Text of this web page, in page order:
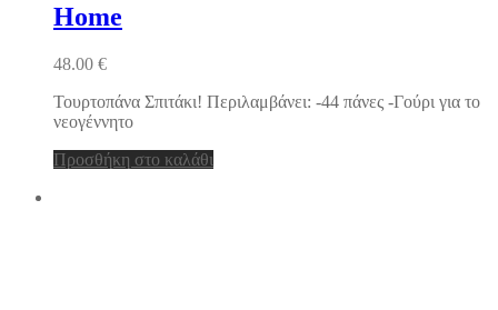
Home
48.00 €
Τουρτοπάνα Σπιτάκι! Περιλαμβάνει: -44 πάνες -Γούρι για το
νεογέννητο
Προσθήκη στο καλάθι